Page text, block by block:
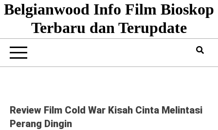
Skip
toBelgianwood Info Film Bioskop
Terbaru dan Terupdate
Review Film Cold War Kisah Cinta Melintasi
Perang Dingin